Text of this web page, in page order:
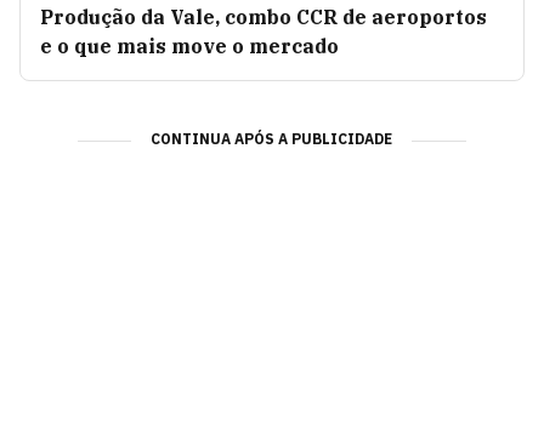
Produção da Vale, combo CCR de aeroportos
e o que mais move o mercado
CONTINUA APÓS A PUBLICIDADE